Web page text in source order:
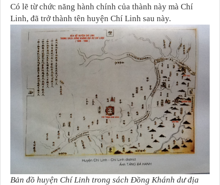
Có lẽ từ chức năng hành chính của thành này mà Chí
Linh, đã trở thành tên huyện Chí Linh sau này.
Bản đồ huyện Chí Linh trong sách Đồng Khánh dư địa